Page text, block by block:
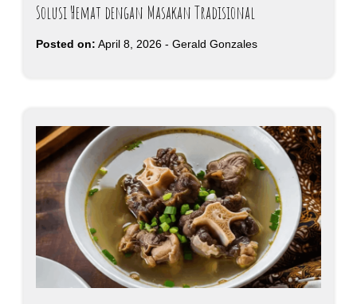
Solusi Hemat dengan Masakan Tradisional
Posted on: April 8, 2026 - Gerald Gonzales